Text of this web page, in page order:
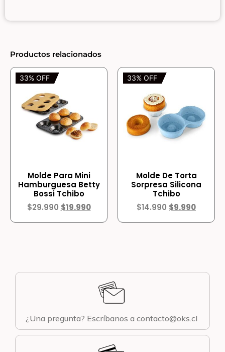
Productos relacionados
33% OFF
Molde Para Mini
Hamburguesa Betty
Bossi Tchibo
$29.990 $19.990
33% OFF
Molde De Torta
Sorpresa Silicona
Tchibo
$14.990 $9.990
¿Una pregunta? Escríbanos a contacto@oks.cl